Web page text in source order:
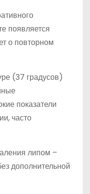
появляется
о повторном
(37 градусов)
показатели
часто
липом –
дополнительной